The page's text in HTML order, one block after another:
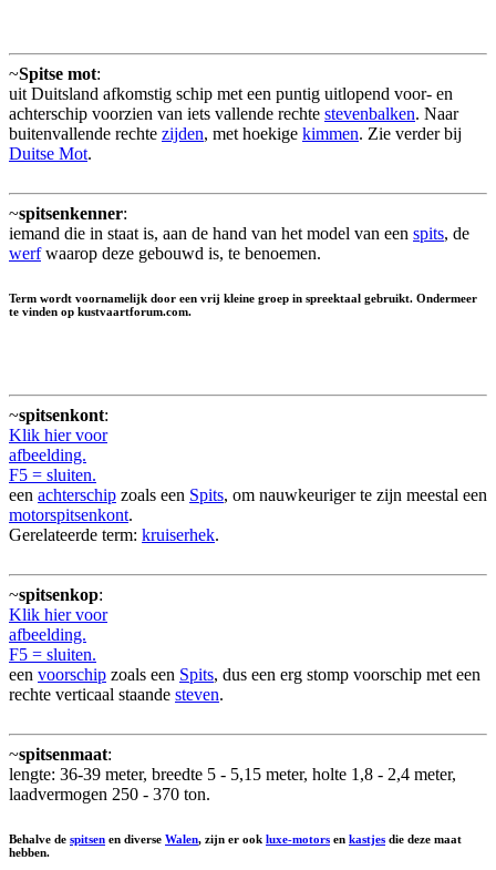
~Spitse mot:
uit Duitsland afkomstig schip met een puntig uitlopend voor- en
achterschip voorzien van iets vallende rechte stevenbalken. Naar
buitenvallende rechte zijden, met hoekige kimmen. Zie verder bij
Duitse Mot.
~spitsenkenner:
iemand die in staat is, aan de hand van het model van een spits, de
werfwaarop deze gebouwd is, te benoemen.
Term wordt voornamelijk door een vrij kleine groep in spreektaal gebruikt. Ondermeer
te vinden op kustvaartforum.com.
~spitsenkont:
Klik hier voor
afbeelding.
F5 = sluiten.
een achterschip zoals een Spits, om nauwkeuriger te zijn meestal een
motorspitsenkont.
Gerelateerde term: kruiserhek.
~spitsenkop:
Klik hier voor
afbeelding.
F5 = sluiten.
een voorschip zoals een Spits, dus een erg stomp voorschip met een
rechte verticaal staande steven.
~spitsenmaat:
lengte: 36-39 meter, breedte 5 - 5,15 meter, holte 1,8 - 2,4 meter,
laadvermogen 250 - 370 ton.
Behalve de spitsen en diverse Walen, zijn er ook luxe-motors en kastjes die deze maat
hebben.